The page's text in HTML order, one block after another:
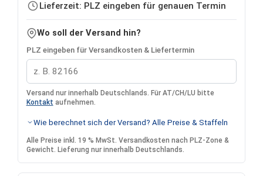
Lieferzeit: PLZ eingeben für genauen Termin
Wo soll der Versand hin?
PLZ eingeben für Versandkosten & Liefertermin
Versand nur innerhalb Deutschlands. Für AT/CH/LU bitte
Kontakt aufnehmen.
Wie berechnet sich der Versand? Alle Preise & Staffeln
Alle Preise inkl. 19 % MwSt. Versandkosten nach PLZ-Zone &
Gewicht. Lieferung nur innerhalb Deutschlands.